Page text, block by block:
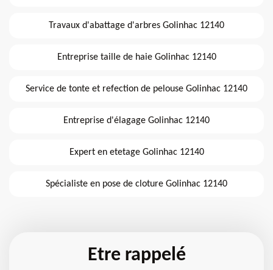
Travaux d'abattage d'arbres Golinhac 12140
Entreprise taille de haie Golinhac 12140
Service de tonte et refection de pelouse Golinhac 12140
Entreprise d'élagage Golinhac 12140
Expert en etetage Golinhac 12140
Spécialiste en pose de cloture Golinhac 12140
Etre rappelé